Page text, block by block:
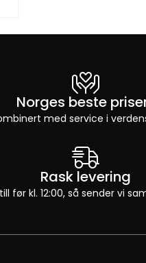
Norges beste
med service i
Rask levering
før kl. 12:00, så sender vi